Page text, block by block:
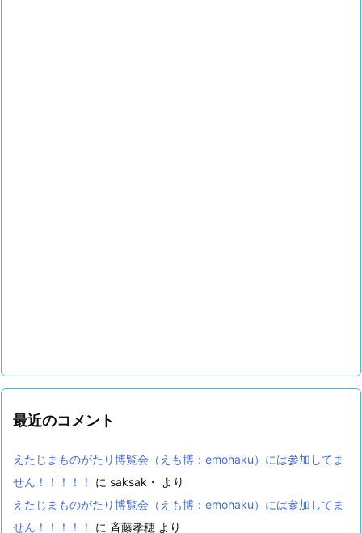
最近のコメント
えたじまものがたり博覧会（えも博：emohaku）には参加してま
せん！！！！！
に saksak・
より
えたじまものがたり博覧会（えも博：emohaku）には参加してま
せん！！！！！
に 斉藤孝穂 より